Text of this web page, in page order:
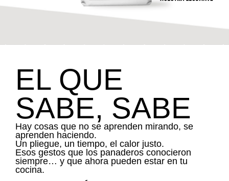
EL QUE
SABE, SABE
Hay cosas que no se aprenden mirando, se
aprenden haciendo.
Un pliegue, un tiempo, el calor justo.
Esos gestos que los panaderos conocieron
siempre… y que ahora pueden estar en tu
cocina.